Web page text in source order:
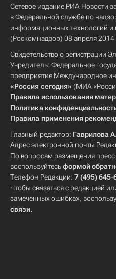
Сетевое издание РИА Новости
в Федеральной службе по
информационных технологий
(Роскомнадзор) 08 апреля 2014
Свидетельство о регистрации
Учредитель: Федеральное
предприятие Международное
«Россия сегодня» (МИА
Правила использования
Политика
Правила применения
Главный редактор: Гаврилова
Адрес электронной почты
По вопросам размещения
воспользуйтесьформой
Телефон Редакции: 7 (495) 645-
Чтобы связаться с редакцией
замеченных ошибках,
связи.